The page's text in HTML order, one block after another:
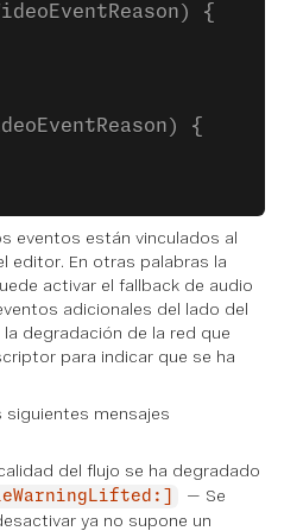
{
{
eventos están vinculados al
editor. En otras palabras la
activar el fallback de audio
adicionales del lado del
degradación de la red que
para indicar que se ha
siguientes mensajes
del flujo se ha degradado
— Se
ya no supone un